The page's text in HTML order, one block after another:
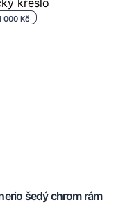
000 Kč
šedý chrom rám